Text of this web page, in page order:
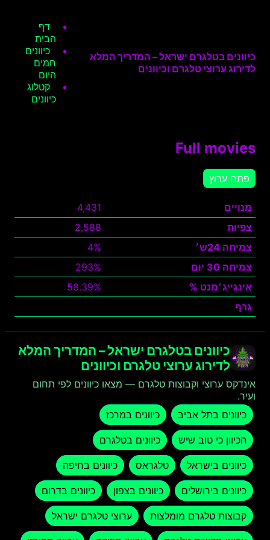
כיוונים בטלגרם ישראל – המדריך המלא
לדירוג ערוצי טלגרם וכיוונים
דף
הבית
כיוונים
חמים
היום
קטלוג
כיוונים
Full movies
פתח ערוץ
מנויים
4,431
צפיות
2,588
צמיחה 24ש׳
4%
צמיחה 30 יום
293%
אינגייג׳מנט %
58.39%
גרף
כיוונים בטלגרם ישראל – המדריך המלא
לדירוג ערוצי טלגרם וכיוונים
אינדקס ערוצי וקבוצות טלגרם — מצאו כיוונים לפי תחום
ועיר.
כיוונים בתל אביב
כיוונים במרכז
הכיוון כי טוב שיש כיוונים בטלגרם
כיוונים בישראל טלגראס כיוונים בחיפה
כיוונים בירושלים כיוונים בצפון כיוונים בדרום
קבוצות טלגרם מומלצות ערוצי טלגרם ישראל